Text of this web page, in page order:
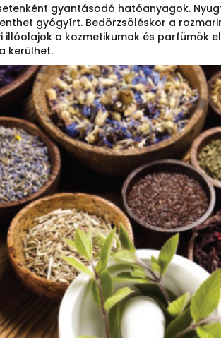
gyantásodó hatóanyagok.
gyógyírt. Bedörzsöléskor a
a kozmetikumok és parfümök
kerülhet.